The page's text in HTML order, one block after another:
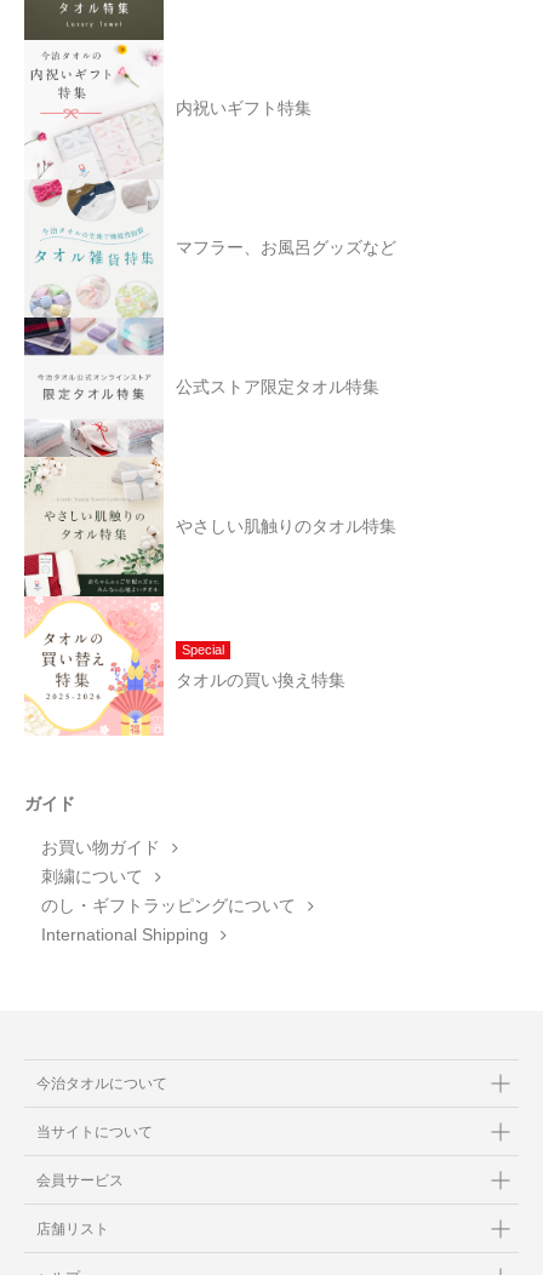
内祝いギフト特集
マフラー、お風呂グッズなど
公式ストア限定タオル特集
やさしい肌触りのタオル特集
Special
タオルの買い換え特集
ガイド
お買い物ガイド
刺繍について
のし・ギフトラッピングについて
International Shipping
今治タオルについて
当サイトについて
会員サービス
店舗リスト